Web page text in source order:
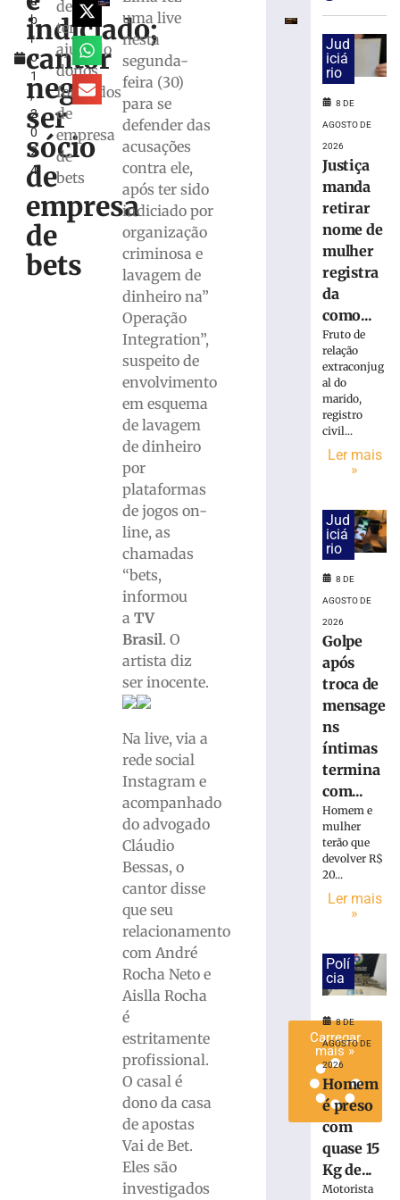
b
r
o
1
,
2
0
2
4
indiciado;
cantor
nega
ser
sócio
de
empresa
de
bets
de
ter
ajudado
donos
foragidos
de
empresa
de
bets
uma live
nesta
segunda-
feira (30)
para se
defender das
acusações
contra ele,
após ter sido
indiciado por
organização
criminosa e
lavagem de
dinheiro na”
Operação
Integration”,
suspeito de
envolvimento
em esquema
de lavagem
de dinheiro
por
plataformas
de jogos on-
line, as
chamadas
“bets,
informou
aTV
Brasil. O
artista diz
ser inocente.
Na live, via a
rede social
Instagram e
acompanhado
do advogado
Cláudio
Bessas, o
cantor disse
que seu
relacionamento
com André
Rocha Neto e
Aislla Rocha
é
estritamente
profissional.
O casal é
dono da casa
de apostas
Vai de Bet.
Eles são
investigados
para
monitorar
eleições
TRE-
realiza
distribuição
18.860
urnas
eletrônicas
Cratera
abre
“engole”
roda
caminhão
Brusque
Carregar
mais »
Jud
iciá
rio
8 DE
AGOSTO DE
2026
Justiça
manda
retirar
nome de
mulher
registra
da
como...
Fruto de
relação
extraconjug
al do
marido,
registro
civil...
Ler mais
»
Jud
iciá
rio
8 DE
AGOSTO DE
2026
Golpe
após
troca de
mensage
ns
íntimas
termina
com...
Homem e
mulher
terão que
devolver R$
20...
Ler mais
»
Polí
cia
8 DE
AGOSTO DE
2026
Homem
é preso
com
quase 15
Kg de...
Motorista